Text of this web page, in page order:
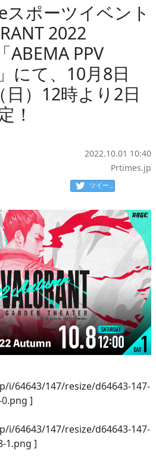
スポーツイベント
2022
PPV
にて、10月8日
日）12時より2日
！
2022.10.01 10:40
Prtimes.jp
ツイート
i/64643/147/resize/d64643-147-
]
i/64643/147/resize/d64643-147-
1.png ]